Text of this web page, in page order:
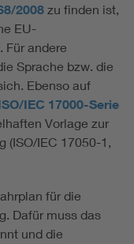
2008 zu finden ist,
EU-
Für andere
Sprache bzw. die
Ebenso auf
IEC 17000-Serie
Vorlage zur
(ISO/IEC 17050-1,
für die
Dafür muss das
und die